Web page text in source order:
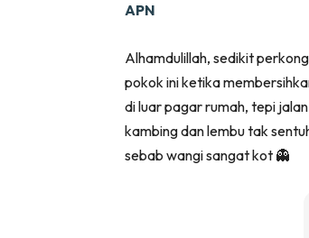
APN
Alhamdulillah, sedikit
pokok ini ketika
di luar pagar rumah, tepi
kambing dan lembu tak
sebab wangi sangat kot 👻